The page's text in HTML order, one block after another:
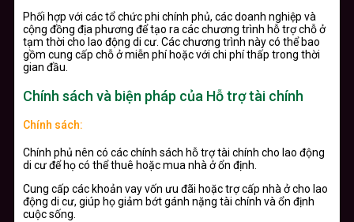
Phối hợp với các tổ chức phi chính phủ, các doanh nghiệp và
cộng đồng địa phương để tạo ra các chương trình hỗ trợ chỗ ở
tạm thời cho lao động di cư. Các chương trình này có thể bao
gồm cung cấp chỗ ở miễn phí hoặc với chi phí thấp trong thời
gian đầu.
Chính sách và biện pháp của Hỗ trợ tài chính
Chính sách:
Chính phủ nên có các chính sách hỗ trợ tài chính cho lao động
di cư để họ có thể thuê hoặc mua nhà ở ổn định.
Cung cấp các khoản vay vốn ưu đãi hoặc trợ cấp nhà ở cho lao
động di cư, giúp họ giảm bớt gánh nặng tài chính và ổn định
cuộc sống.